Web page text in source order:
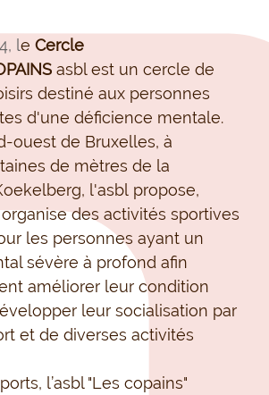
le Cercle
asbl est un cercle de
destiné aux personnes
d'une déficience mentale.
ouest de Bruxelles, à
de mètres de la
l'asbl propose,
des activités sportives
les personnes ayant un
sévère à profond afin
améliorer leur condition
leur socialisation par
et de diverses activités
l’asbl "Les copains"